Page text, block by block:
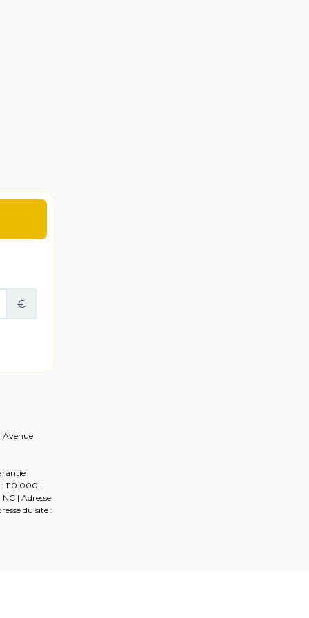
Avenue
110 000 |
| Adresse
du site :